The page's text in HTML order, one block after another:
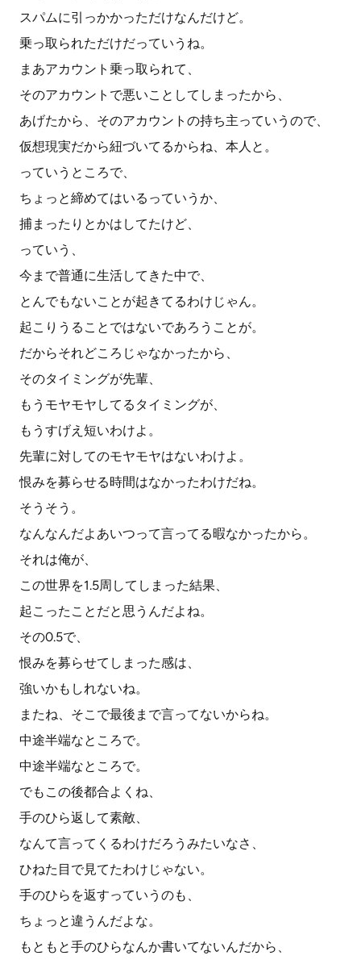
スパムに引っかかっただけなんだけど。
乗っ取られただけだっていうね。
まあアカウント乗っ取られて、
そのアカウントで悪いことしてしまったから、
あげたから、そのアカウントの持ち主っていうので、
仮想現実だから紐づいてるからね、本人と。
っていうところで、
ちょっと締めてはいるっていうか、
捕まったりとかはしてたけど、
っていう、
今まで普通に生活してきた中で、
とんでもないことが起きてるわけじゃん。
起こりうることではないであろうことが。
だからそれどころじゃなかったから、
そのタイミングが先輩、
もうモヤモヤしてるタイミングが、
もうすげえ短いわけよ。
先輩に対してのモヤモヤはないわけよ。
恨みを募らせる時間はなかったわけだね。
そうそう。
なんなんだよあいつって言ってる暇なかったから。
それは俺が、
この世界を1.5周してしまった結果、
起こったことだと思うんだよね。
その0.5で、
恨みを募らせてしまった感は、
強いかもしれないね。
またね、そこで最後まで言ってないからね。
中途半端なところで。
中途半端なところで。
でもこの後都合よくね、
手のひら返して素敵、
なんて言ってくるわけだろうみたいなさ、
ひねた目で見てたわけじゃない。
手のひらを返すっていうのも、
ちょっと違うんだよな。
もともと手のひらなんか書いてないんだから、